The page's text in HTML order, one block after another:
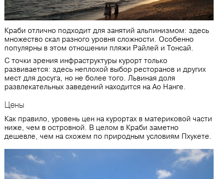
Краби отлично подходит для занятий альпинизмом: здесь
множество скал разного уровня сложности. Особенно
популярны в этом отношении пляжи Райлей и Тонсай.
С точки зрения инфраструктуры курорт только
развивается: здесь неплохой выбор ресторанов и других
мест для досуга, но не более того. Львиная доля
развлекательных заведений находится на Ао Нанге.
Цены
Как правило, уровень цен на курортах в материковой части
ниже, чем в островной. В целом в Краби заметно
дешевле, чем на схожем по природным условиям Пхукете.